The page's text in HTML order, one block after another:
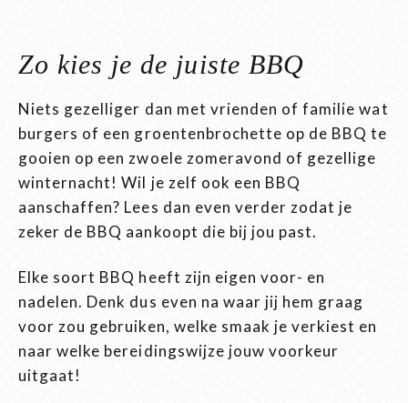
Zo kies je de juiste BBQ
Niets gezelliger dan met vrienden of familie wat
burgers of een groentenbrochette op de BBQ te
gooien op een zwoele zomeravond of gezellige
winternacht! Wil je zelf ook een BBQ
aanschaffen? Lees dan even verder zodat je
zeker de BBQ aankoopt die bij jou past.
Elke soort BBQ heeft zijn eigen voor- en
nadelen. Denk dus even na waar jij hem graag
voor zou gebruiken, welke smaak je verkiest en
naar welke bereidingswijze jouw voorkeur
uitgaat!